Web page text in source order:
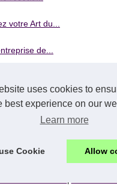
uses cookies to
best experience on our
Learn more
Cookie Allow
votre Art du...
de...
lavage de...